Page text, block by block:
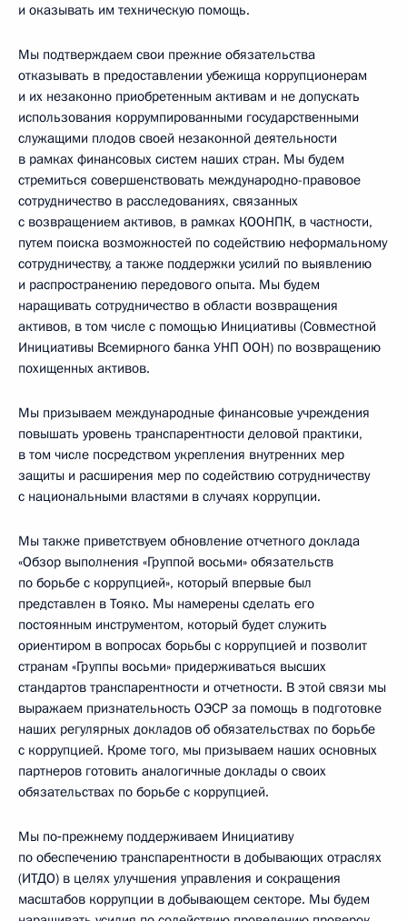
и оказывать им техническую помощь.
Мы подтверждаем свои прежние обязательства
отказывать в предоставлении убежища коррупционерам
и их незаконно приобретенным активам и не допускать
использования коррумпированными государственными
служащими плодов своей незаконной деятельности
в рамках финансовых систем наших стран. Мы будем
стремиться совершенствовать международно-правовое
сотрудничество в расследованиях, связанных
с возвращением активов, в рамках КООНПК, в частности,
путем поиска возможностей по содействию неформальному
сотрудничеству, а также поддержки усилий по выявлению
и распространению передового опыта. Мы будем
наращивать сотрудничество в области возвращения
активов, в том числе с помощью Инициативы (Совместной
Инициативы Всемирного банка УНП ООН) по возвращению
похищенных активов.
Мы призываем международные финансовые учреждения
повышать уровень транспарентности деловой практики,
в том числе посредством укрепления внутренних мер
защиты и расширения мер по содействию сотрудничеству
с национальными властями в случаях коррупции.
Мы также приветствуем обновление отчетного доклада
«Обзор выполнения «Группой восьми» обязательств
по борьбе с коррупцией», который впервые был
представлен в Тояко. Мы намерены сделать его
постоянным инструментом, который будет служить
ориентиром в вопросах борьбы с коррупцией и позволит
странам «Группы восьми» придерживаться высших
стандартов транспарентности и отчетности. В этой связи мы
выражаем признательность ОЭСР за помощь в подготовке
наших регулярных докладов об обязательствах по борьбе
с коррупцией. Кроме того, мы призываем наших основных
партнеров готовить аналогичные доклады о своих
обязательствах по борьбе с коррупцией.
Мы по‑прежнему поддерживаем Инициативу
по обеспечению транспарентности в добывающих отраслях
(ИТДО) в целях улучшения управления и сокращения
масштабов коррупции в добывающем секторе. Мы будем